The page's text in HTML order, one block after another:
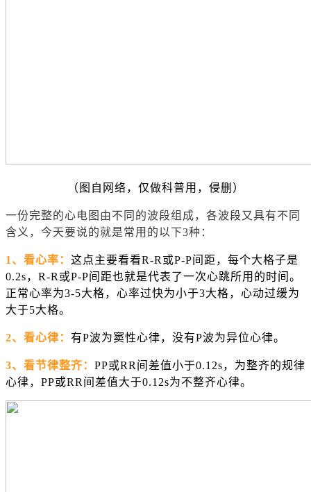
（图自网络，仅做科普用，侵删）
一份完整的心电图由不同的波段组成，各波段又具有不同
含义，今天要说的就是常用的以下3种：
1、看心率： 这点主要看看R-R或P-P间距，每个大格子是
0.2s，R-R或P-P间距也就是代表了一次心跳所用的时间。
正常心率为3-5大格，心率过快为小于3大格， 心动过缓为
大于5大格。
2、看心律： 有P波为窦性心律，没有P波为异位心律。
3、看节律整齐： PP或RR间差值小于0.12s，为整齐的规律
心律，PP或RR间差值大于0.12s为不整齐心律。